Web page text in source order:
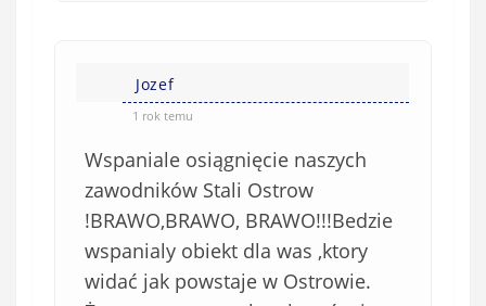
Jozef
1 rok temu
Wspaniale osiągnięcie naszych
zawodników Stali Ostrow
!BRAWO,BRAWO, BRAWO!!!Bedzie
wspanialy obiekt dla was ,ktory
widać jak powstaje w Ostrowie.